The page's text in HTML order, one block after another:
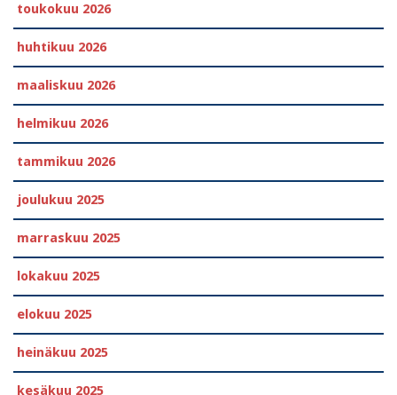
toukokuu 2026
huhtikuu 2026
maaliskuu 2026
helmikuu 2026
tammikuu 2026
joulukuu 2025
marraskuu 2025
lokakuu 2025
elokuu 2025
heinäkuu 2025
kesäkuu 2025